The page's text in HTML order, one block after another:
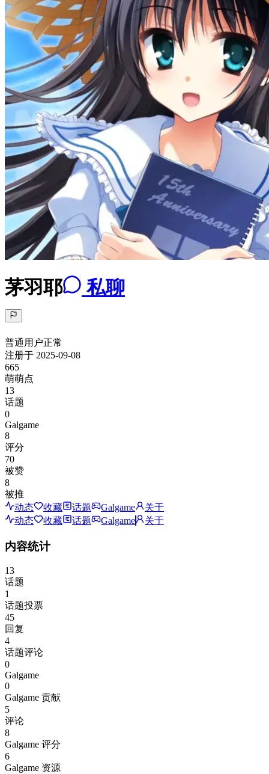
茅羽耶 私聊
普通用户正常
注册于 2025-09-08
665
萌萌点
13
话题
0
Galgame
8
评分
70
被赞
8
被推
动态
收藏 话题 Galgame
关于
动态
收藏 话题 Galgame 关于
内容统计
13
话题
1
话题投票
45
回复
4
话题评论
0
Galgame
0
Galgame 贡献
5
评论
8
Galgame 评分
6
Galgame 资源